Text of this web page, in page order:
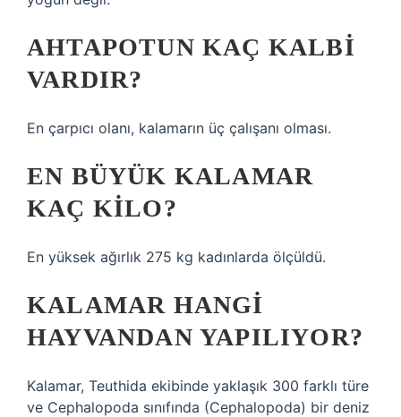
AHTAPOTUN KAÇ KALBI
VARDIR?
En çarpıcı olanı, kalamarın üç çalışanı olması.
EN BÜYÜK KALAMAR
KAÇ KILO?
En yüksek ağırlık 275 kg kadınlarda ölçüldü.
KALAMAR HANGI
HAYVANDAN YAPILIYOR?
Kalamar, Teuthida ekibinde yaklaşık 300 farklı türe
ve Cephalopoda sınıfında (Cephalopoda) bir deniz